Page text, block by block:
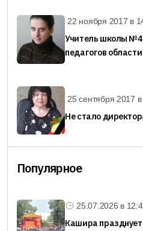
22 ноября 2017 в
Учитель школы №4
педагогов области
25 сентября 2017 в
Не стало
Популярное
25.07.2026 в
Кашира